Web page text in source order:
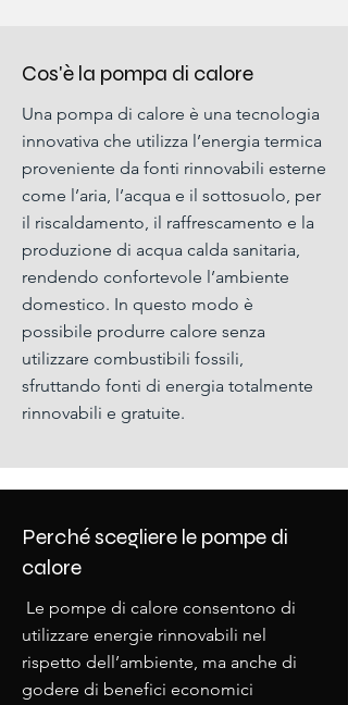
Cos'è la pompa di calore
Una pompa di calore è una tecnologia
innovativa che utilizza l’energia termica
proveniente da fonti rinnovabili esterne
come l’aria, l’acqua e il sottosuolo, per
il riscaldamento, il raffrescamento e la
produzione di acqua calda sanitaria,
rendendo confortevole l’ambiente
domestico. In questo modo è
possibile produrre calore senza
utilizzare combustibili fossili,
sfruttando fonti di energia totalmente
rinnovabili e gratuite.
Perché scegliere le pompe di
calore
Le pompe di calore consentono di
utilizzare energie rinnovabili nel
rispetto dell’ambiente, ma anche di
godere di benefici economici